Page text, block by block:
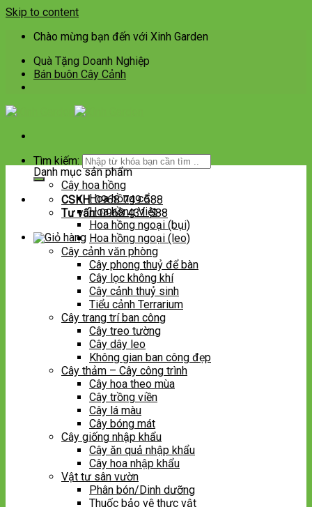
Skip to content
Chào mừng bạn đến với Xinh Garden
Quà Tặng Doanh Nghiệp
Bán buôn Cây Cảnh
Tìm kiếm:
CSKH:0968 749 588
Tư vấn:0968 431 588
Danh mục sản phẩm
Cây hoa hồng
Hoa hồng cổ
Hoa hồng Việt
Hoa hồng ngoại (bụi)
Hoa hồng ngoại (leo)
Cây cảnh văn phòng
Cây phong thuỷ để bàn
Cây lọc không khí
Cây cảnh thuỷ sinh
Tiểu cảnh Terrarium
Cây trang trí ban công
Cây treo tường
Cây dây leo
Không gian ban công đẹp
Cây thảm – Cây công trình
Cây hoa theo mùa
Cây trồng viền
Cây lá màu
Cây bóng mát
Cây giống nhập khẩu
Cây ăn quả nhập khẩu
Cây hoa nhập khẩu
Vật tư sân vườn
Phân bón/Dinh dưỡng
Thuốc bảo vệ thực vật